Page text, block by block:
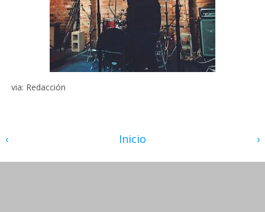
via: Redacción
‹ ›
Inicio